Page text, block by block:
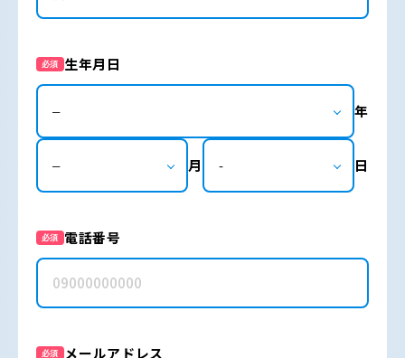
必須 生年月日
年
月 日
必須 電話番号
必須 メールアドレス